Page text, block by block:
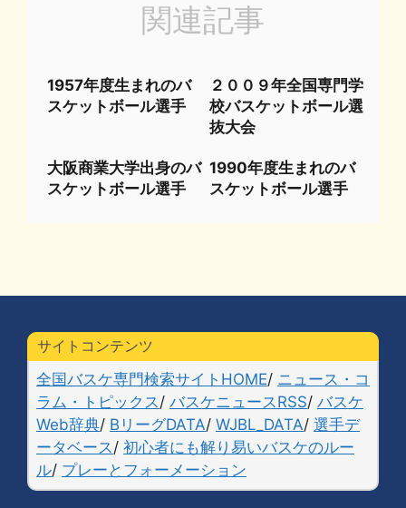
関連記事
1957年度生まれのバ
スケットボール選手
２００９年全国専門学
校バスケットボール選
抜大会
大阪商業大学出身のバ
スケットボール選手
1990年度生まれのバ
スケットボール選手
サイトコンテンツ
全国バスケ専門検索サイトHOME/ ニュース・コ
ラム・トピックス/ バスケニュースRSS/ バスケ
Web辞典/ BリーグDATA/ WJBL_DATA/ 選手デ
ータベース/ 初心者にも解り易いバスケのルー
ル/ プレーとフォーメーション